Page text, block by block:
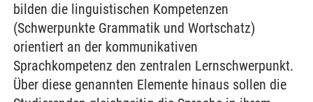
bilden die linguistischen Kompetenzen
(Schwerpunkte Grammatik und Wortschatz)
orientiert an der kommunikativen
Sprachkompetenz den zentralen Lernschwerpunkt.
Über diese genannten Elemente hinaus sollen die